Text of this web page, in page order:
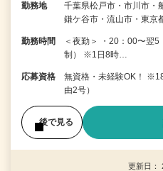
勤務地
千葉県松戸市・市川市・
鎌ケ谷市・流山市・東京
勤務時間
＜夜勤＞ ・20：00〜翌
制） ※1日8時…
応募資格
無資格・未経験OK！
由2号）
後で見る
更新日：